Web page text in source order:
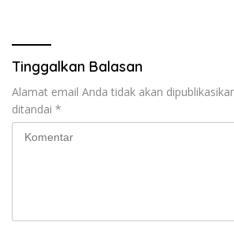
Tinggalkan Balasan
Alamat email Anda tidak akan
ditandai *